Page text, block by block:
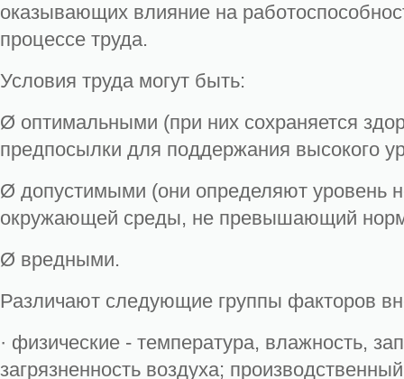
оказывающих влияние на
процессе труда.
Условия труда могут быть:
Ø оптимальными (при них сохраняется
предпосылки для поддержания высокого
Ø допустимыми (они определяют уровень
окружающей среды, не превышающий
Ø вредными.
Различают следующие группы факторов
· физические - температура, влажность,
загрязненность воздуха;